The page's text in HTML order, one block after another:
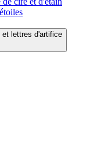
et lettres d'artifice